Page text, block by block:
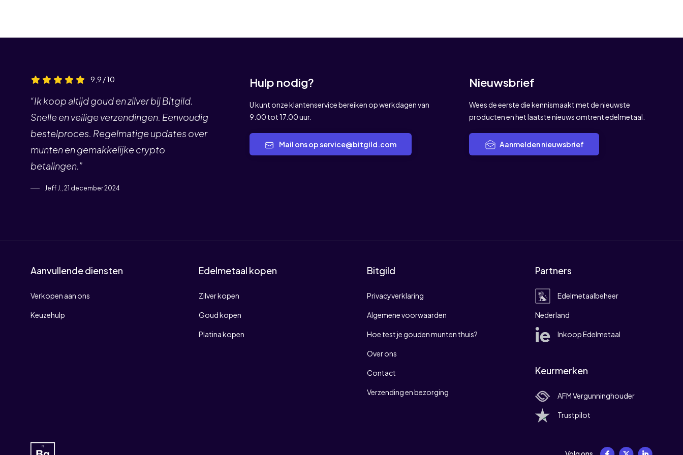
9,9 / 10
“Ik koop altijd goud en zilver bij Bitgild.
Snelle en veilige verzendingen. Eenvoudig
bestelproces. Regelmatige updates over
munten en gemakkelijke crypto
betalingen.”
Jeff J., 21 december 2024
Hulp nodig?
U kunt onze klantenservice bereiken op werkdagen van
9.00 tot 17.00 uur.
Mail ons op service@bitgild.com
Nieuwsbrief
Wees de eerste die kennismaakt met de nieuwste
producten en het laatste nieuws omtrent edelmetaal.
Aanmelden nieuwsbrief
Aanvullende diensten
Verkopen aan ons
Keuzehulp
Edelmetaal kopen
Zilver kopen
Goud kopen
Platina kopen
Bitgild
Privacyverklaring
Algemene voorwaarden
Hoe test je gouden munten thuis?
Over ons
Contact
Verzending en bezorging
Partners
Edelmetaalbeheer
Nederland
Inkoop Edelmetaal
Keurmerken
AFM Vergunninghouder
Trustpilot